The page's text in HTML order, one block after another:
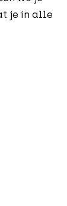
je in alle